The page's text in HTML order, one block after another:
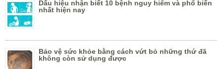
Dấu hiệu nhận biết 10 bệnh nguy hiểm và phổ biến
nhất hiện nay
Bảo vệ sức khỏe bằng cách vứt bỏ những thứ đã
không còn sử dụng được